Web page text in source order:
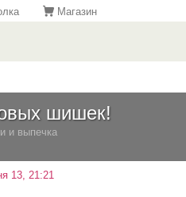
Магазин
шишек!
и выпечка
13, 21:21